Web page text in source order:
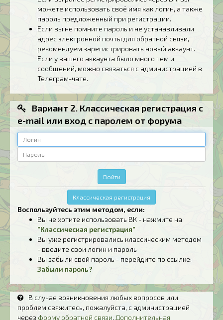
можете использовать своё имя как логин, а также
пароль предложенный при регистрации.
Если вы не помните пароль и не устанавливали
адрес электронной почты для обратной связи,
рекомендуем зарегистрировать новый аккаунт.
Если у вашего аккаунта было много тем и
сообщений, можно связаться с администрацией в
Телеграм-чате.
Вариант 2. Классическая регистрация с
e-mail или вход с паролем от форума
Войти
Классическая регистрация
Воспользуйтесь этим методом, если:
Вы не хотите использовать ВК - нажмите на
"Классическая регистрация"
Вы уже регистрировались классическим методом
- введите свои логин и пароль
Вы забыли свой пароль - перейдите по ссылке:
Забыли пароль?
В случае возникновения любых вопросов или
проблем свяжитесь, пожалуйста, с администрацией
через форму обратной связи. Дополнительная